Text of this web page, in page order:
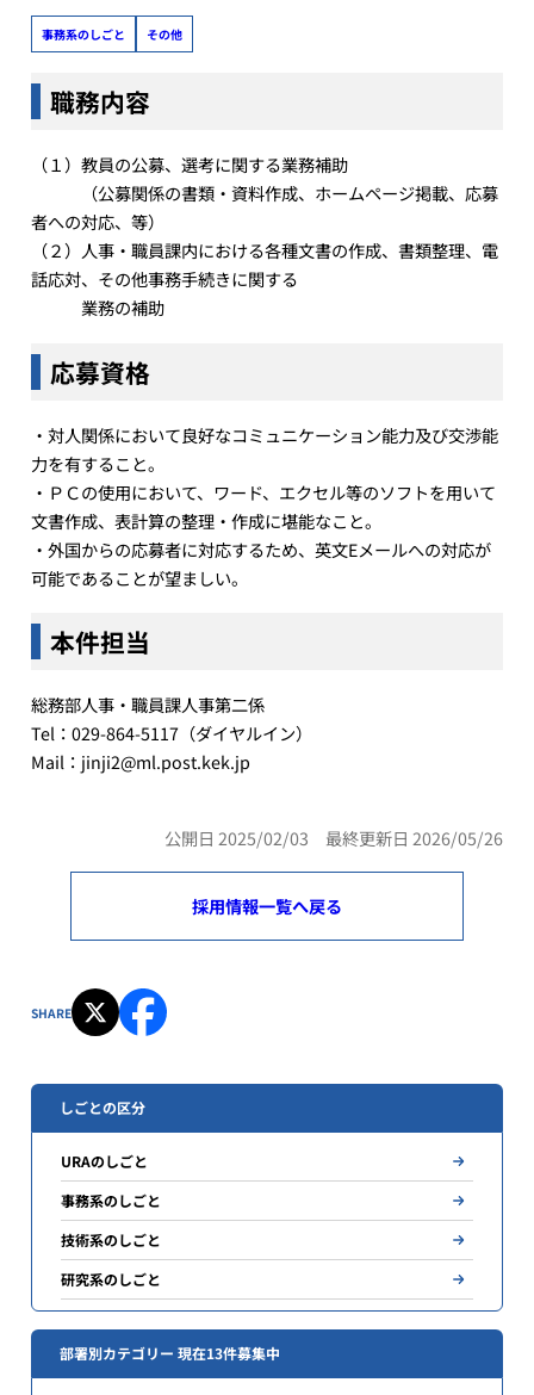
事務系のしごと その他
職務内容
（１）教員の公募、選考に関する業務補助
（公募関係の書類・資料作成、ホームページ掲載、応募
者への対応、等）
（２）人事・職員課内における各種文書の作成、書類整理、電
話応対、その他事務手続きに関する
業務の補助
応募資格
・対人関係において良好なコミュニケーション能力及び交渉能
力を有すること。
・ＰＣの使用において、ワード、エクセル等のソフトを用いて
文書作成、表計算の整理・作成に堪能なこと。
・外国からの応募者に対応するため、英文Eメールへの対応が
可能であることが望ましい。
本件担当
総務部人事・職員課人事第二係
Tel：029-864-5117（ダイヤルイン）
Mail：jinji2@ml.post.kek.jp
公開日 2025/02/03 最終更新日 2026/05/26
採用情報一覧へ戻る
SHARE
しごとの区分
URAのしごと
事務系のしごと
技術系のしごと
研究系のしごと
部署別カテゴリー 現在13件募集中